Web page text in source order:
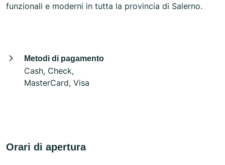
funzionali e moderni in tutta la provincia di Salerno.
Metodi di pagamento
Cash, Check,
MasterCard, Visa
Orari di apertura